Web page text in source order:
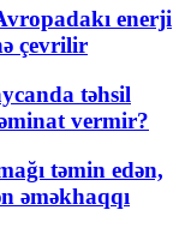
enerji
çevrilir
təhsil
vermir?
təmin edən,
əməkhaqqı